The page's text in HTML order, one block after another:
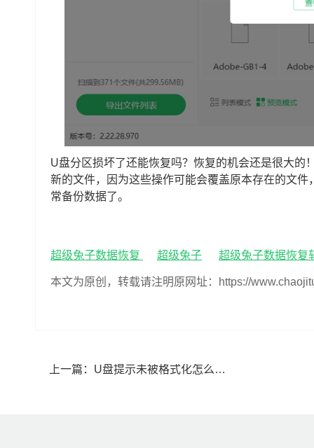
U盘分区损坏了还能恢复吗？恢复的机会还是很大的
新的文件，因为这些操作可能会覆盖原本存在的文
常备份数据了。
超级兔子数据恢复 超级兔子 超级兔子数据恢复
本文为原创，转载请注明原网址：https://
上一篇： U盘提示未被格式化怎么办(U盘提示未格式化怎么数据恢复)